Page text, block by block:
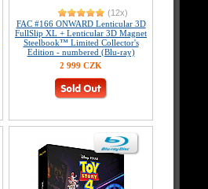
(12x)
FAC #166 ONWARD Lenticular 3D
FullSlip XL + Lenticular 3D Magnet
Steelbook™ Limited Collector's
Edition - numbered (Blu-ray)
2 999 CZK